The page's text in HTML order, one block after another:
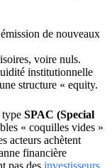
de nouveaux
voire nuls.
institutionnelle
structure « equity.
type SPAC (Special
« coquilles vides »
acteurs achètent
financière
pas des investisseurs